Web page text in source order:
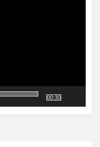
00:30